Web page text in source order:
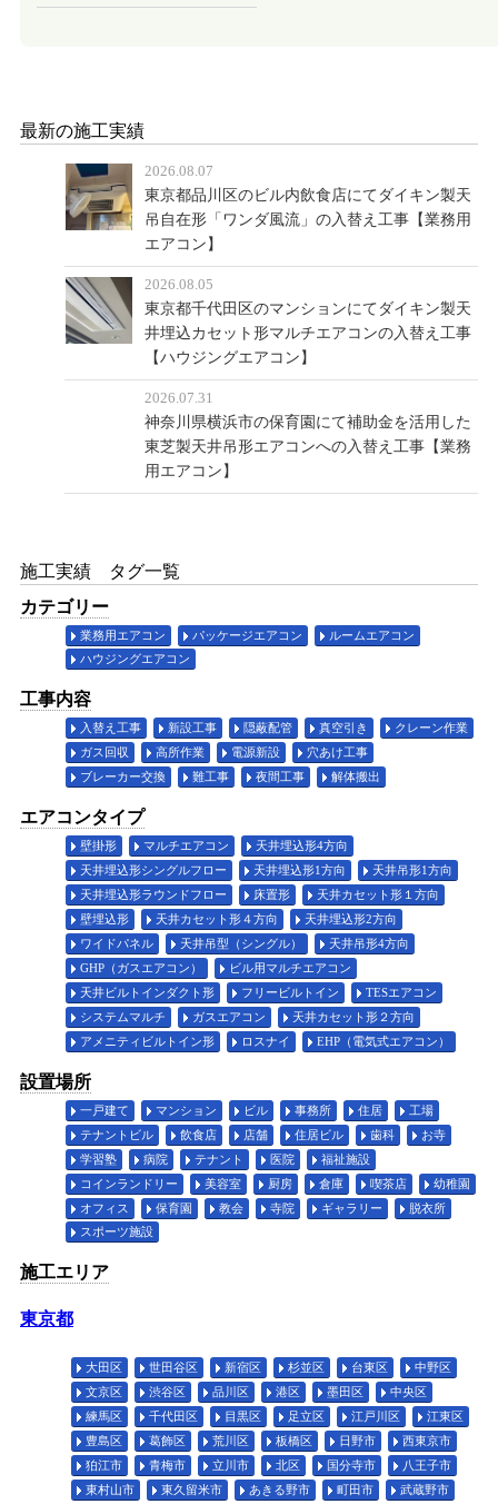
最新の施工実績
2026.08.07
東京都品川区のビル内飲食店にてダイキン製天
吊自在形「ワンダ風流」の入替え工事【業務用
エアコン】
2026.08.05
東京都千代田区のマンションにてダイキン製天
井埋込カセット形マルチエアコンの入替え工事
【ハウジングエアコン】
2026.07.31
神奈川県横浜市の保育園にて補助金を活用した
東芝製天井吊形エアコンへの入替え工事【業務
用エアコン】
施工実績 タグ一覧
カテゴリー
業務用エアコン パッケージエアコン
ルームエアコン
ハウジングエアコン
工事内容
入替え工事 新設工事 隠蔽配管 真空引き
クレーン作業
ガス回収
高所作業 電源新設
穴あけ工事
ブレーカー交換
難工事 夜間工事 解体搬出
エアコンタイプ
壁掛形 マルチエアコン
天井埋込形4方向
天井埋込形シングルフロー
天井埋込形1方向
天井吊形1方向
天井埋込形ラウンドフロー
床置形
天井カセット形１方向
壁埋込形
天井カセット形４方向
天井埋込形2方向
ワイドパネル
天井吊型（シングル）
天井吊形4方向
GHP（ガスエアコン）
ビル用マルチエアコン
天井ビルトインダクト形
フリービルトイン
TESエアコン
システムマルチ
ガスエアコン
天井カセット形２方向
アメニティビルトイン形
ロスナイ EHP（電気式エアコン）
設置場所
一戸建て マンション ビル 事務所 住居
工場
テナントビル
飲食店 店舗 住居ビル 歯科
お寺
学習塾
病院 テナント 医院
福祉施設
コインランドリー
美容室 厨房 倉庫 喫茶店
幼稚園
オフィス
保育園 教会 寺院 ギャラリー
脱衣所
スポーツ施設
施工エリア
東京都
大田区 世田谷区 新宿区 杉並区 台東区
中野区
文京区
渋谷区 品川区 港区 墨田区
中央区
練馬区
千代田区 目黒区 足立区 江戸川区
江東区
豊島区
葛飾区 荒川区 板橋区 日野市
西東京市
狛江市
青梅市 立川市 北区 国分寺市
八王子市
東村山市
東久留米市 あきる野市 町田市 武蔵野市